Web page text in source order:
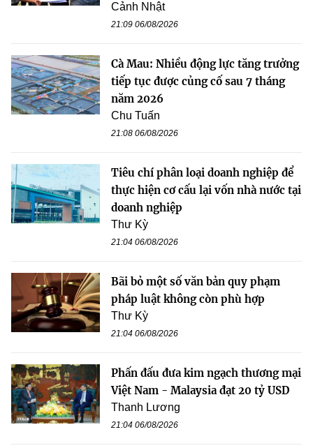
Cảnh Nhật
21:09 06/08/2026
Cà Mau: Nhiều động lực tăng trưởng
tiếp tục được củng cố sau 7 tháng
năm 2026
Chu Tuấn
21:08 06/08/2026
Tiêu chí phân loại doanh nghiệp để
thực hiện cơ cấu lại vốn nhà nước tại
doanh nghiệp
Thư Kỳ
21:04 06/08/2026
Bãi bỏ một số văn bản quy phạm
pháp luật không còn phù hợp
Thư Kỳ
21:04 06/08/2026
Phấn đấu đưa kim ngạch thương mại
Việt Nam - Malaysia đạt 20 tỷ USD
Thanh Lương
21:04 06/08/2026